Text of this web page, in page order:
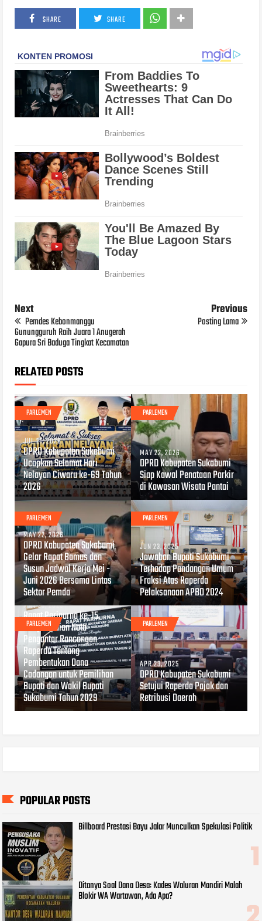
SHARE SHARE
Next
Pemdes Kebonmanggu
Gunungguruh Raih Juara 1 Anugerah
Gapura Sri Baduga Tingkat Kecamatan
Previous
Posting Lama
RELATED POSTS
PARLEMEN
JUL 21, 2026
DPRD Kabupaten Sukabumi
Ucapkan Selamat Hari
Nelayan Ciwaru ke-69 Tahun
2026
PARLEMEN
MAY 22, 2026
DPRD Kabupaten Sukabumi
Siap Kawal Penataan Parkir
di Kawasan Wisata Pantai
PARLEMEN
MAY 22, 2026
DPRD Kabupaten Sukabumi
Gelar Rapat Bamus dan
Susun Jadwal Kerja Mei -
Juni 2026 Bersama Lintas
Sektor Pemda
PARLEMEN
JUN 23, 2025
Jawaban Bupati Sukabumi
Terhadap Pandangan Umum
Fraksi Atas Raperda
Pelaksanaan APBD 2024
PARLEMEN
MAY 23, 2025
Rapat Paripurna ke-15,
Penyampaian Nota
Pengantar Rancangan
Raperda Tentang
Pembentukan Dana
Cadangan untuk Pemilihan
Bupati dan Wakil Bupati
Sukabumi Tahun 2029
PARLEMEN
APR 23, 2025
DPRD Kabupaten Sukabumi
Setujui Raperda Pajak dan
Retribusi Daerah
POPULAR POSTS
Billboard Prestasi Bayu Jalar Munculkan Spekulasi Politik
Ditanya Soal Dana Desa: Kades Waluran Mandiri Malah
Blokir WA Wartawan, Ada Apa?